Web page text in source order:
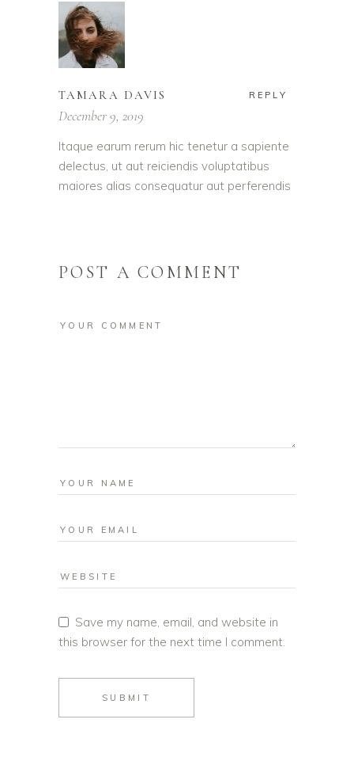
TAMARA DAVIS REPLY
December 9, 2019
Itaque earum rerum hic tenetur a sapiente
delectus, ut aut reiciendis voluptatibus
maiores alias consequatur aut perferendis
POST A COMMENT
Save my name, email, and website in
this browser for the next time I comment.
SUBMIT